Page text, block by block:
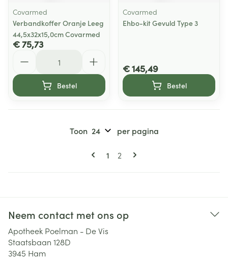
Covarmed
Verbandkoffer Oranje Leeg
44,5x32x15,0cm Covarmed
€ 75,73
Bestel
Covarmed
Ehbo-kit Gevuld Type 3
€ 145,49
Bestel
Pagina's
U lees momenteel pagina
1 Pagina
2
Toon per pagina
Neem contact met ons op
Apotheek Poelman - De Vis
Staatsbaan 128D
3945 Ham